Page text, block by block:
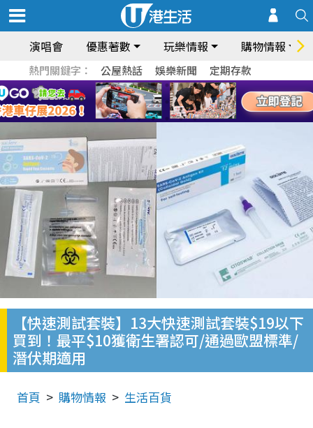
演唱會 優惠著數 玩樂情報 購物情報
熱門關鍵字： 公屋熱話 娛樂新聞 定期存款
【快速測試套裝】13大快速測試套裝$19以下
買到！最平$10獲衛生署認可/通過歐盟標準/
潛伏期適用
首頁 購物情報 生活百貨